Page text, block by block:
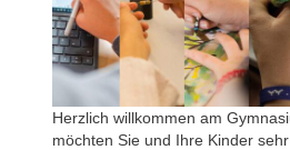
Herzlich willkommen am
möchten Sie und Ihre Kinder